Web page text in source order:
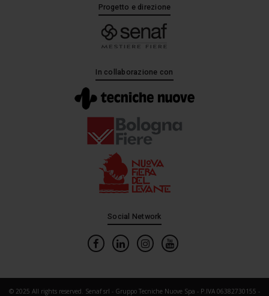
Progetto e direzione
In collaborazione con
Social Network
© 2025 All rights reserved. Senaf srl - Gruppo Tecniche Nuove Spa - P.IVA 06382730155 -